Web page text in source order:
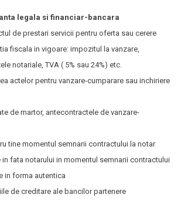
legala si financiar-bancara
de prestari servicii pentru oferta sau cerere
fiscala in vigoare: impozitul la vanzare,
notariale, TVA ( 5% sau 24%) etc.
actelor pentru vanzare-cumparare sau inchiriere
de martor, antecontractele de vanzare-
tine momentul semnarii contractului la notar
in fata notarului in momentul semnarii contractului
in forma autentica
de creditare ale bancilor partenere